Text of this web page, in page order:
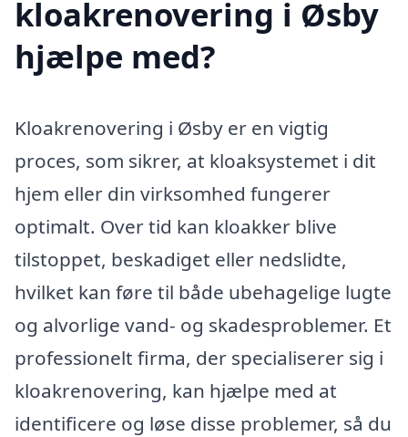
kloakrenovering i Øsby
hjælpe med?
Kloakrenovering i Øsby er en vigtig
proces, som sikrer, at kloaksystemet i dit
hjem eller din virksomhed fungerer
optimalt. Over tid kan kloakker blive
tilstoppet, beskadiget eller nedslidte,
hvilket kan føre til både ubehagelige lugte
og alvorlige vand- og skadesproblemer. Et
professionelt firma, der specialiserer sig i
kloakrenovering, kan hjælpe med at
identificere og løse disse problemer, så du